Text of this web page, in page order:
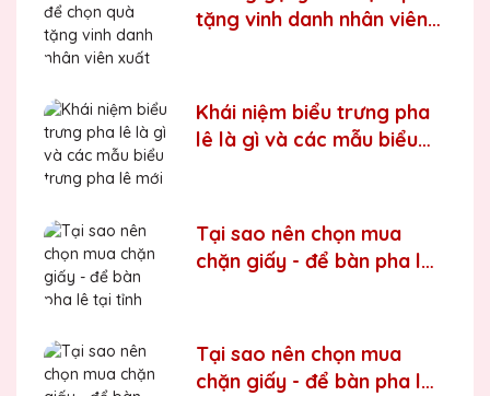
tặng vinh danh nhân viên
Khái niệm biểu trưng pha
lê là gì và các mẫu biểu
Tại sao nên chọn mua
chặn giấy - để bàn pha lê
Tại sao nên chọn mua
chặn giấy - để bàn pha lê